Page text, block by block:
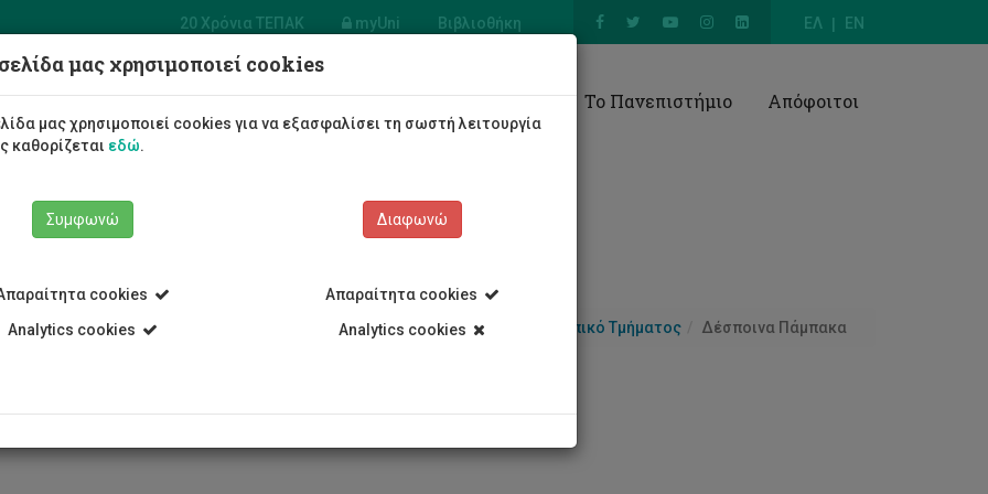
ΕΛ EN
20 Χρόνια ΤΕΠΑΚ myUni Βιβλιοθήκη
Ινστιτούτο
και
Υγεία
Φοιτητές/τριες Σπουδές Έρευνα Το Πανεπιστήμιο Απόφοιτοι
Ινστιτούτο Κύπρου για την Περιβαλλοντική και Δημόσια Υγεία Προσωπικό Τμήματος Δέσποινα Πάμπακα
μας χρησιμοποιεί cookies
μας χρησιμοποιεί cookies για να εξασφαλίσει τη σωστή λειτουργία
καθορίζεται εδώ.
Συμφωνώ
cookies
Analytics cookies
Διαφωνώ
Απαραίτητα cookies
Analytics cookies